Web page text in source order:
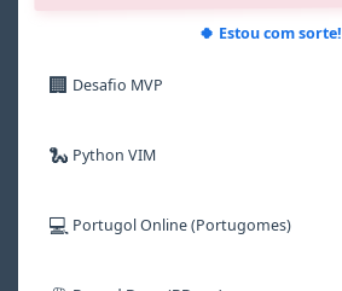
🍀 Estou com sorte!
🏢 Desafio MVP
🐍 Python VIM
💻 Portugol Online (Portugomes)